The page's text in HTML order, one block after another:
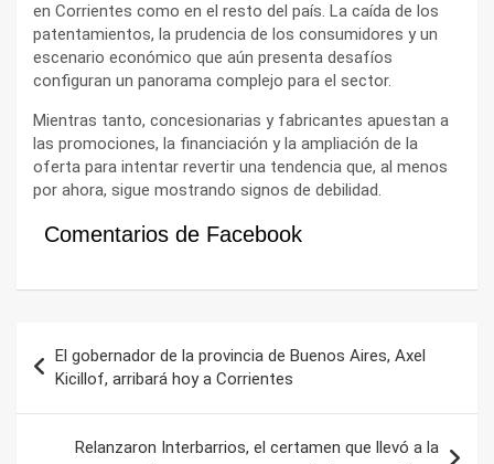
en Corrientes como en el resto del país. La caída de los
patentamientos, la prudencia de los consumidores y un
escenario económico que aún presenta desafíos
configuran un panorama complejo para el sector.
Mientras tanto, concesionarias y fabricantes apuestan a
las promociones, la financiación y la ampliación de la
oferta para intentar revertir una tendencia que, al menos
por ahora, sigue mostrando signos de debilidad.
Comentarios de Facebook
de
entradas
El gobernador de la provincia de Buenos Aires, Axel
Kicillof, arribará hoy a Corrientes
Relanzaron Interbarrios, el certamen que llevó a la